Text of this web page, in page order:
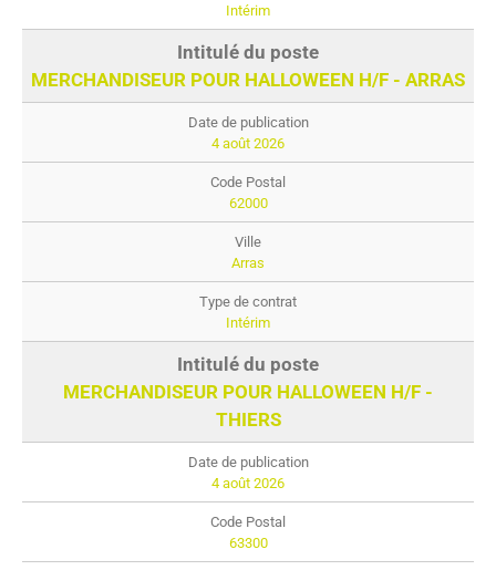
Intérim
MERCHANDISEUR POUR HALLOWEEN H/F - ARRAS
4 août 2026
62000
Arras
Intérim
MERCHANDISEUR POUR HALLOWEEN H/F -
THIERS
4 août 2026
63300